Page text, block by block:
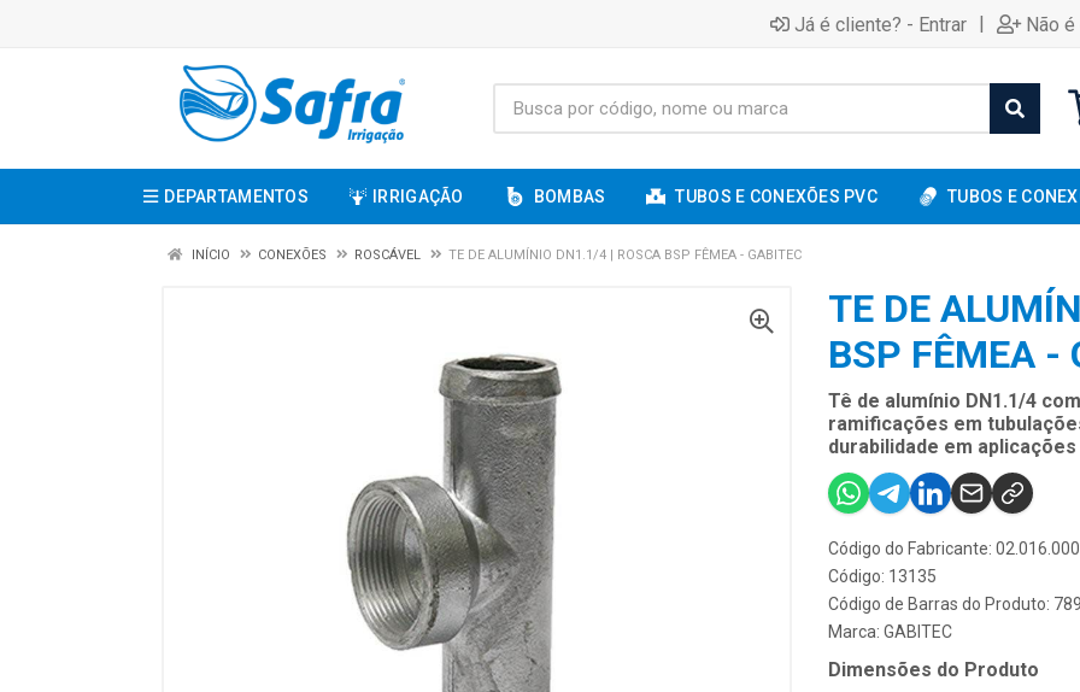
Já é cliente? - Entrar | Não
DEPARTAMENTOS IRRIGAÇÃO BOMBAS TUBOS E CONEXÕES PVC TUBOS E
INÍCIO CONEXÕES ROSCÁVEL TE DE ALUMÍNIO DN1.1/4 | ROSCA BSP FÊMEA - GABITEC
TE DE
BSP FÊMEA -
Tê de alumínio DN1.1/4
ramificações em
durabilidade em
Código do Fabricante:
Código: 13135
Código de Barras do Produto:
Marca: GABITEC
Dimensões do Produto